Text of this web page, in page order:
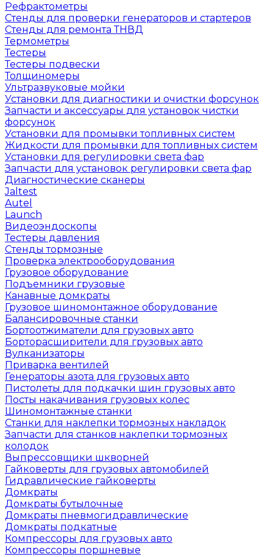
Рефрактометры
Стенды для проверки генераторов и стартеров
Стенды для ремонта ТНВД
Термометры
Тестеры
Тестеры подвески
Толщиномеры
Ультразвуковые мойки
Установки для диагностики и очистки форсунок
Запчасти и аксессуары для установок чистки
форсунок
Установки для промывки топливных систем
Жидкости для промывки для топливных систем
Установки для регулировки света фар
Запчасти для установок регулировки света фар
Диагностические сканеры
Jaltest
Autel
Launch
Видеоэндоскопы
Тестеры давления
Стенды тормозные
Проверка электрооборудования
Грузовое оборудование
Подъемники грузовые
Канавные домкраты
Грузовое шиномонтажное оборудование
Балансировочные станки
Бортоотжиматели для грузовых авто
Борторасширители для грузовых авто
Вулканизаторы
Приварка вентилей
Генераторы азота для грузовых авто
Пистолеты для подкачки шин грузовых авто
Посты накачивания грузовых колес
Шиномонтажные станки
Станки для наклепки тормозных накладок
Запчасти для станков наклепки тормозных
колодок
Выпрессовщики шкворней
Гайковерты для грузовых автомобилей
Гидравлические гайковерты
Домкраты
Домкраты бутылочные
Домкраты пневмогидравлические
Домкраты подкатные
Компрессоры для грузовых авто
Компрессоры поршневые